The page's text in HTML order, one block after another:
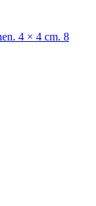
4 × 4 cm. 8